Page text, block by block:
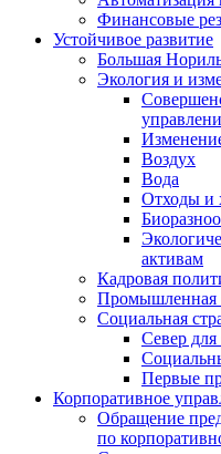
Финансовые
Устойчивое развитие
Большая
Экология и
Воздух
Вода
Отходы и
активам
Кадровая
Промышленная
Социальная
Север для
Первые
Корпоративное
Обращение
по